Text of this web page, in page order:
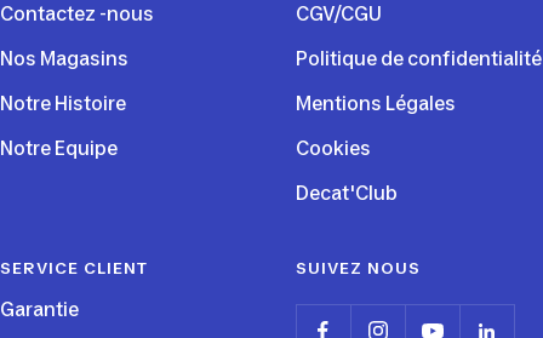
Contactez -nous
Nos Magasins
Notre Histoire
Notre Equipe
CGV/CGU
Politique de confidentialité
Mentions Légales
Cookies
Decat'Club
SERVICE CLIENT
Garantie
SUIVEZ NOUS